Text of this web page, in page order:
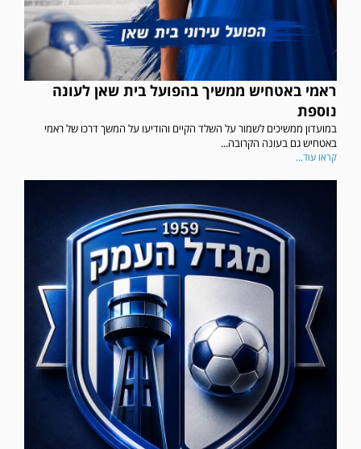
ראמי באטחיש ממשיך בהפועל בית שאן לעונה
נוספת
במועדון ממשיכים לשמור על השלד הקיים והודיעו על המשך דרכו של ראמי
באטחיש גם בעונה הקרובה...
קראו עוד...